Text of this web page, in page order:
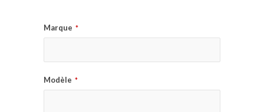
Marque *
Modèle *